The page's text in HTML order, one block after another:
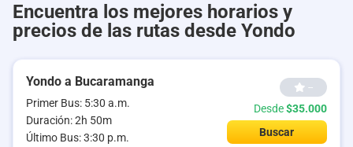
Encuentra los mejores horarios y
precios de las rutas desde Yondo
Yondo a Bucaramanga
Primer Bus: 5:30 a.m.
Duración: 2h 50m
Último Bus: 3:30 p.m.
--
Desde$35.000
Buscar